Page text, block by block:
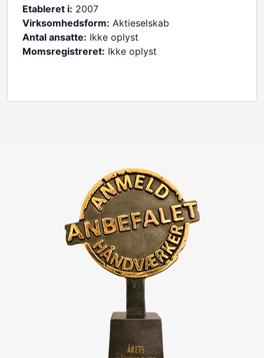
Etableret i: 2007
Virksomhedsform: Aktieselskab
Antal ansatte: Ikke oplyst
Momsregistreret: Ikke oplyst